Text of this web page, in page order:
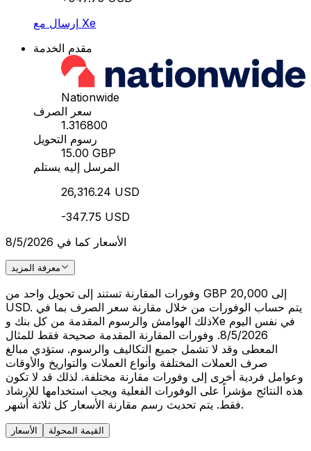
إرسال مع Xe
مقدم الخدمة
Nationwide
سعر الصرف
1.316800
رسوم التحويل
15.00 GBP
المرسل إليه يستلم
26,316.24 USD
-347.75 USD
الأسعار كما في 8/5/2026
معرفة المزيد
وفورات المقارنة تستند إلى تحويل واحد من GBP 20,000 إلى
USD. يتم حساب الوفورات من خلال مقارنة سعر الصرف بما في
ذلك الهوامش والرسوم المقدمة من كل بنك وXe في نفس اليوم
8/5/2026. وفورات المقارنة المقدمة صحيحة فقط للمثال
المعطى وقد لا تشمل جميع التكاليف والرسوم. ستؤدي مبالغ
صرف العملات المختلفة وأنواع العملات والتواريخ والأوقات
وعوامل فردية أخرى إلى وفورات مقارنة مختلفة. لذلك قد لا تكون
هذه النتائج مؤشراً على الوفورات الفعلية ويجب استخدامها للإرشاد
فقط. يتم تحديث رسم مقارنة الأسعار كل ثلاثة أشهر.
الأسعار القيمة المحولة